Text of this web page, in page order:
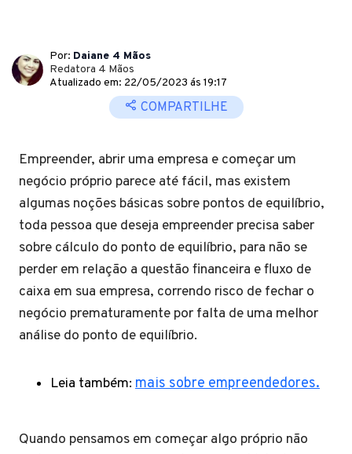
Por: Daiane 4 Mãos
Redatora 4 Mãos
Atualizado em: 22/05/2023 ás 19:17
COMPARTILHE
Empreender, abrir uma empresa e começar um
negócio próprio parece até fácil, mas existem
algumas noções básicas sobre pontos de equilíbrio,
toda pessoa que deseja empreender precisa saber
sobre cálculo do ponto de equilíbrio, para não se
perder em relação a questão financeira e fluxo de
caixa em sua empresa, correndo risco de fechar o
negócio prematuramente por falta de uma melhor
análise do ponto de equilíbrio.
Leia também: mais sobre empreendedores.
Quando pensamos em começar algo próprio não